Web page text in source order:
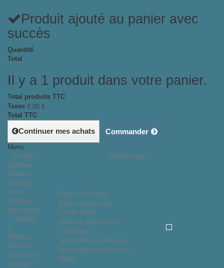
Produit ajouté au panier avec
succès
Quantité
Total
Il y a 1 produit dans votre panier.
Total produits TTC
Taxes 0,00 €
Total TTC
Continuer mes achats Commander
Rhône Alpes
Pâtes à la ferme
Bières artisanales
Jus de fruits
Huilerie Beaujolaise
Chataignes
Spécialités Lyonnaises
Spécialités ardéchoises
Miels
Menu
Paniers
cadeaux
Paniers
cadeaux
vides
Cadeaux
gourmands
Terrines
&
Rillettes
Terrines
lyonnaises
Terrines